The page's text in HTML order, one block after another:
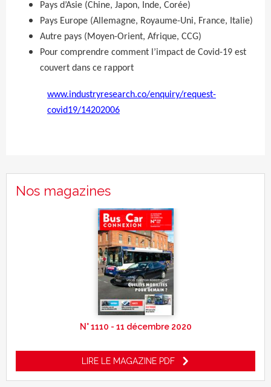
Pays d’Asie (Chine, Japon, Inde, Corée)
Pays Europe (Allemagne, Royaume-Uni, France, Italie)
Autre pays (Moyen-Orient, Afrique, CCG)
Pour comprendre comment l’impact de Covid-19 est
couvert dans ce rapport
www.industryresearch.co/enquiry/request-
covid19/14202006
Nos magazines
N° 1110 - 11 décembre 2020
LIRE LE MAGAZINE PDF